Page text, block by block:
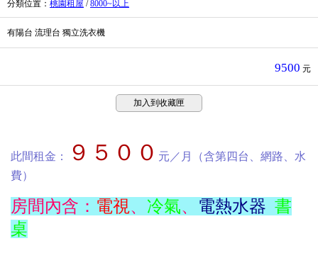
分類位置 ： 桃園租屋 /8000~以上
有陽台 流理台 獨立洗衣機
9500 元
加入到收藏匣
此間租金： ９５００ 元／月（含第四台、網路、水
費）
房間內含： 電視、 冷氣、 電熱水器 書
桌